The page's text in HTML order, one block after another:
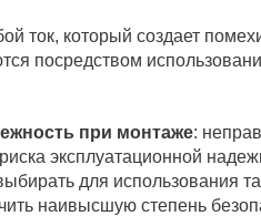
ток, который создает
посредством
при монтаже:
эксплуатационной
для использования
наивысшую степень